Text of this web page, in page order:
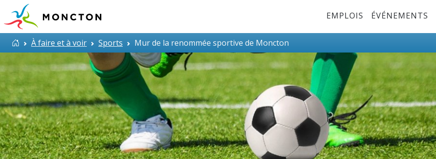
Aller au contenu principal Top Menu
EMPLOIS ÉVÉNEMENTS
Accueil
À faire et à voir Sports Mur de la renommée sportive de Moncton